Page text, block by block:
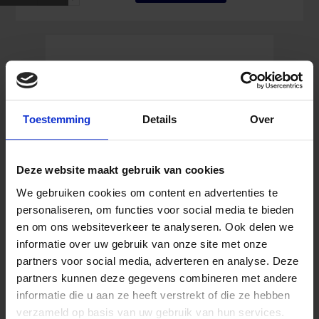
Toestemming Details Over
Deze website maakt gebruik van cookies
We gebruiken cookies om content en advertenties te
personaliseren, om functies voor social media te bieden
en om ons websiteverkeer te analyseren. Ook delen we
informatie over uw gebruik van onze site met onze
partners voor social media, adverteren en analyse. Deze
partners kunnen deze gegevens combineren met andere
informatie die u aan ze heeft verstrekt of die ze hebben
verzameld op basis van uw gebruik van hun services.
x
300
Erste Hilfe Kleber mit Rettungszeichen 100 x
100 mm